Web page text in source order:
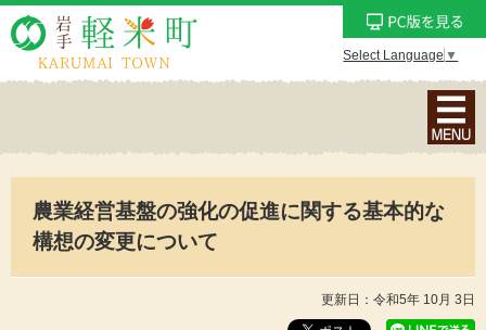
Select Language ▼
ナ
ビ
シ
メ
ニ
農業経営基盤の強化の促進に関する基本的な
構想の変更について
更新日：令和5年 10月 3日